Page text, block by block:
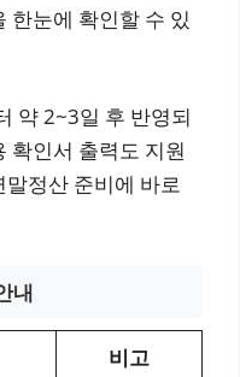
한눈에 확인할 수 있
약 2~3일 후 반영되
확인서 출력도 지원
정산 준비에 바로
내
비고